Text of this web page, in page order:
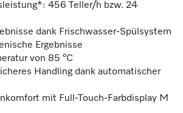
456 Teller/h bzw. 24
dank Frischwasser-Spülsystem
Ergebnisse
von 85 °C
Handling dank automatischer
mit Full-Touch-Farbdisplay M